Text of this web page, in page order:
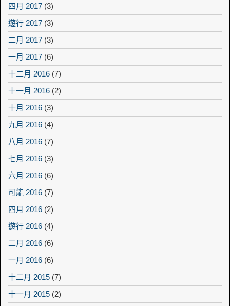
四月 2017 (3)
遊行 2017 (3)
二月 2017 (3)
一月 2017 (6)
十二月 2016 (7)
十一月 2016 (2)
十月 2016 (3)
九月 2016 (4)
八月 2016 (7)
七月 2016 (3)
六月 2016 (6)
可能 2016 (7)
四月 2016 (2)
遊行 2016 (4)
二月 2016 (6)
一月 2016 (6)
十二月 2015 (7)
十一月 2015 (2)